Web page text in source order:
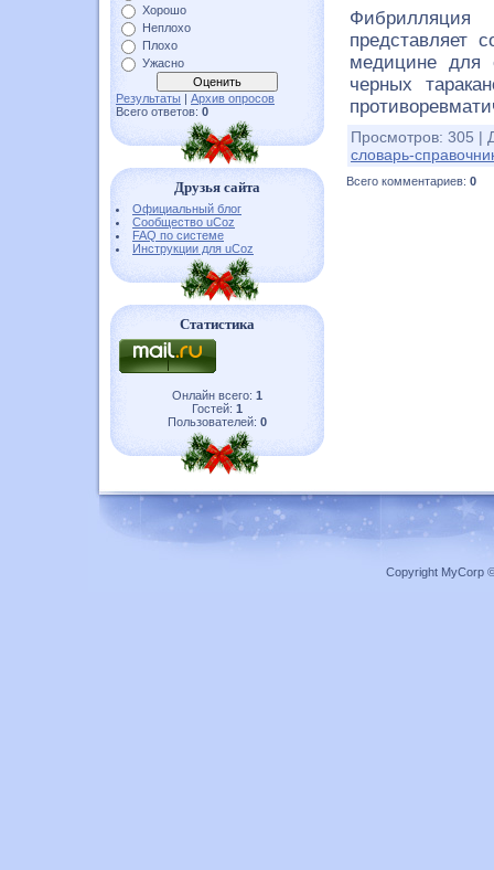
Хорошо
Неплохо
Плохо
Ужасно
Результаты | Архив опросов
Всего ответов: 0
Друзья сайта
Официальный блог
Сообщество uCoz
FAQ по системе
Инструкции для uCoz
Статистика
Онлайн всего: 1
Гостей: 1
Пользователей: 0
представляет
медицине для
черных
Просмотров: 305 |
словарь-
Всего комментариев: 0
Copyright MyCorp